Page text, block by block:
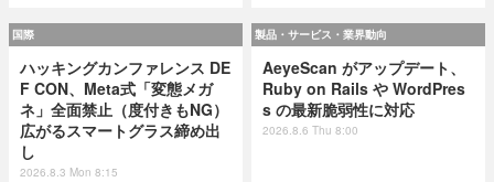
国際
ハッキングカンファレンス DE
F CON、Meta式「変態メガ
ネ」全面禁止（度付きもNG）
広がるスマートグラス締め出
し
2026.8.3 Mon 8:15
製品・サービス・業界動向
AeyeScan がアップデート、
Ruby on Rails や WordPres
s の最新脆弱性に対応
2026.8.6 Thu 8:00